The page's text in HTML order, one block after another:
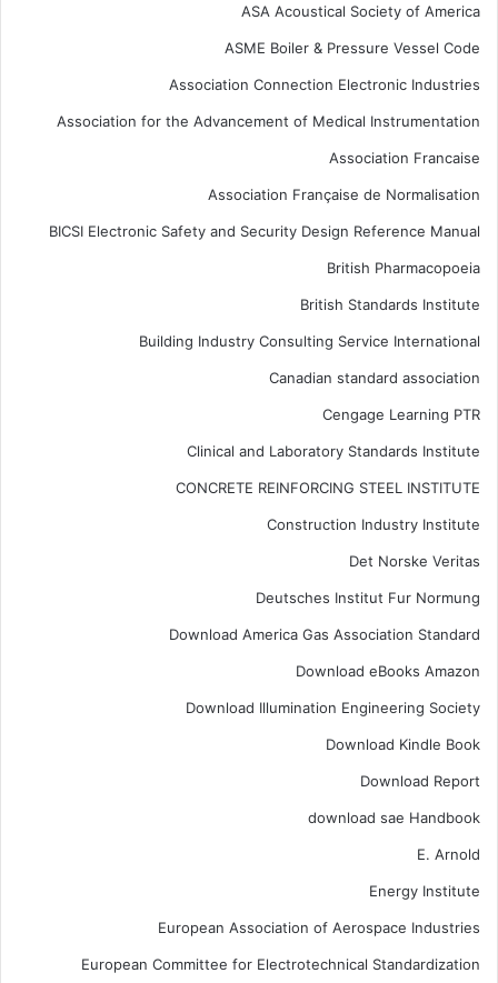
ASA Acoustical Society of America
ASME Boiler & Pressure Vessel Code
Association Connection Electronic Industries
Association for the Advancement of Medical Instrumentation
Association Francaise
Association Française de Normalisation
BICSI Electronic Safety and Security Design Reference Manual
British Pharmacopoeia
British Standards Institute
Building Industry Consulting Service International
Canadian standard association
Cengage Learning PTR
Clinical and Laboratory Standards Institute
CONCRETE REINFORCING STEEL INSTITUTE
Construction Industry Institute
Det Norske Veritas
Deutsches Institut Fur Normung
Download America Gas Association Standard
Download eBooks Amazon
Download Illumination Engineering Society
Download Kindle Book
Download Report
download sae Handbook
E. Arnold
Energy Institute
European Association of Aerospace Industries
European Committee for Electrotechnical Standardization